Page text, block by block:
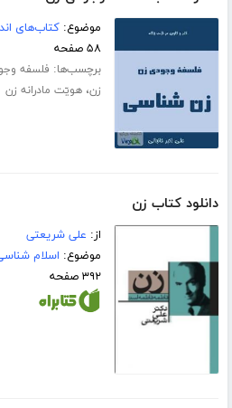
موضوع:کتاب‌های
۵۸ صفحه
برچسب‌ها: فلسفه
زن،ھویّت مادرانه زن
دانلود کتاب زن
از: علی شریعتی
موضوع: اسلام
۳۹۲ صفحه